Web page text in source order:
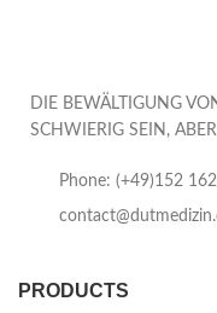
DIE BEWÄLTIGUNG
SCHWIERIG SEIN,
Phone: (+49)152
PRODUCTS